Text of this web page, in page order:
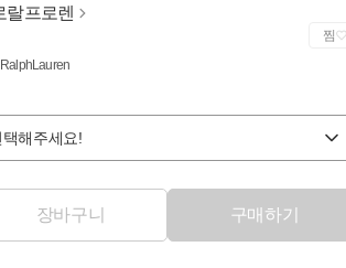
랄프로렌
찜
해주세요!
장바구니 구매하기